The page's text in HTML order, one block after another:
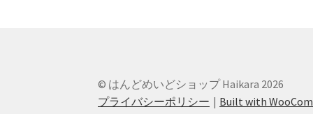
© はんどめいどショップ Haikara 2026
プライバシーポリシー
Built with